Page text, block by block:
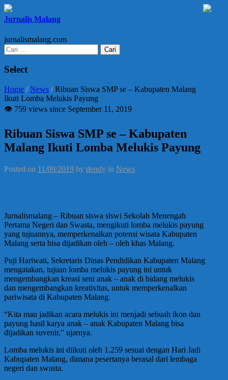
Jurnalis Malang
jurnalismalang.com
Cari
untuk:
Select
Home /News /Ribuan Siswa SMP se – Kabupaten Malang
Ikuti Lomba Melukis Payung
👁 759 views since September 11, 2019
Ribuan Siswa SMP se – Kabupaten
Malang Ikuti Lomba Melukis Payung
Posted on 11/09/2019 by dendy in News
Jurnalismalang – Ribuan siswa siswi Sekolah Menengah
Pertama Negeri dan Swasta, mengikuti lomba melukis payung
yang tujuannya, memperkenalkan potensi wisata Kabupaten
Malang serta bisa dijadikan oleh – oleh khas Malang.
Puji Hariwati, Sekretaris Dinas Pendidikan Kabupaten Malang
mengatakan, tujuan lomba melukis payung ini untuk
mengembangkan kreasi seni anak – anak di bidang melukis
dan mengembangkan kreativitas, untuk memperkenalkan
pariwisata di Kabupaten Malang.
“Kita mau jadikan acara melukis ini menjadi sebuah ikon dan
payung hasil karya anak – anak Kabupaten Malang bisa
dijadikan suvenir,” ujarnya.
Lomba melukis ini diikuti oleh 1.259 sesuai dengan Hari Jadi
Kabupaten Malang, dimana pesertanya berasal dari lembaga
negeri dan swasta.